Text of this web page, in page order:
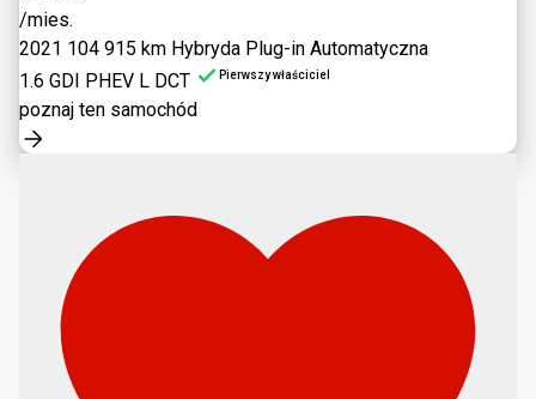
/mies.
2021 104 915 km Hybryda Plug-in Automatyczna
1.6 GDI PHEV L DCT
Pierwszy właściciel
poznaj ten samochód